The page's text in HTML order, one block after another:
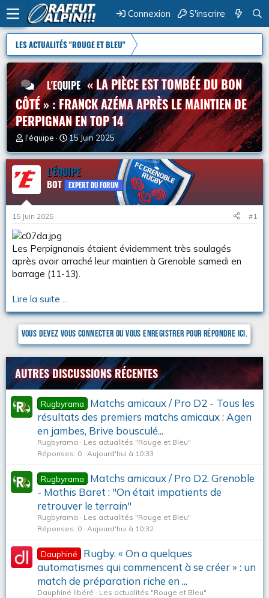
Connexion S'inscrire
LES ACTUALITÉS "ROUGE ET BLEU"
L'EQUIPE « LA PIÈCE EST TOMBÉE DU BON
CÔTÉ » : FRANCK AZÉMA APRÈS LE MAINTIEN DE
PERPIGNAN EN TOP 14
A
u
t
e
u
r
d
l
a
d
s
c
s
s
o
n
l'équipe
D
a
t
e
d
e
b
t
15 Juin 2025
L'ÉQUIPE
BOT EXPERT DU FORUM
15 Juin 2025 #1
Les Perpignanais étaient évidemment très soulagés
après avoir arraché leur maintien à Grenoble samedi en
barrage (11-13).
Lire la suite ...
Vous devez vous connecter ou vous enregistrer pour répondre ici.
AUTRES DISCUSSIONS RÉCENTES
Rugbyrama
Matchs amicaux / Pro D2 - Tous les
résultats des premiers matchs amicaux : Agen
en jambes, Brive bousculé...
Rugbyrama
Les actualités "Rouge et Bleu"
Réponses 0 Aujourd'hui à 10:33
Rugbyrama
Matchs amicaux / Pro D2. Grenoble
- Mathis Baret : "On était impatients de
retrouver le terrain"
Rugbyrama
Les actualités "Rouge et Bleu"
Réponses 0 Aujourd'hui à 10:32
Dauphiné
Rugby. « On a quelques
automatismes qui commencent à se créer » : un
match de préparation riche en ...
Dauphiné libéré
Les actualités "Rouge et Bleu"